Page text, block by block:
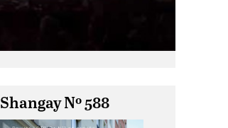
Shangay Nº 588